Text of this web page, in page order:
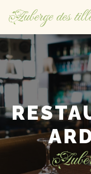
Auberge des
RESTAURANT LES